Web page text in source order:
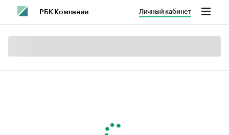
РБК Компании Личный кабинет